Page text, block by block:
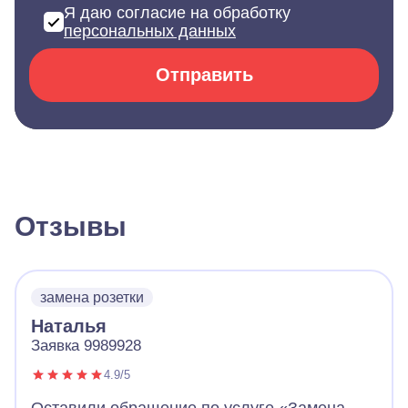
Я даю согласие на обработку
персональных данных
Отправить
Отзывы
замена розетки
Наталья
Заявка 9989928
4.9/5